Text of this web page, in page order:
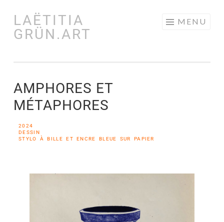
LAËTITIA
GRÜN.ART
MENU
AMPHORES ET
MÉTAPHORES
2024
DESSIN
STYLO À BILLE ET ENCRE BLEUE SUR PAPIER